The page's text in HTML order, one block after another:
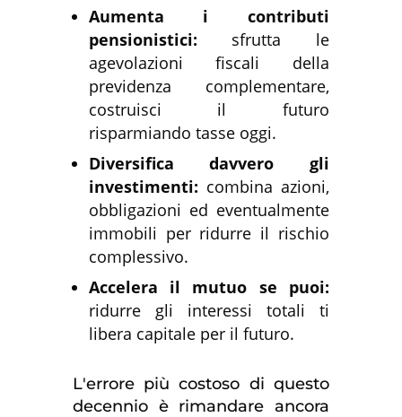
Aumenta i contributi
pensionistici: sfrutta le
agevolazioni fiscali della
previdenza complementare,
costruisci il futuro
risparmiando tasse oggi.
Diversifica davvero gli
investimenti: combina azioni,
obbligazioni ed eventualmente
immobili per ridurre il rischio
complessivo.
Accelera il mutuo se puoi:
ridurre gli interessi totali ti
libera capitale per il futuro.
L'errore più costoso di questo
decennio è rimandare ancora